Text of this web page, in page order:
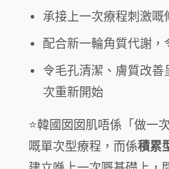
承接上一次療程刺激嘅
配合新一輪角質代謝
令毛孔清潔、膚質改善
次重新開始
⭐韓國囡囡肌唔係「做一
嘅單次型療程，而係積累